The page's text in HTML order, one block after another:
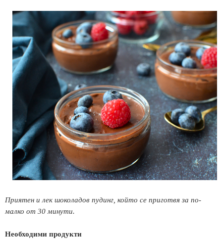
Приятен и лек шоколадов пудинг, който се приготвя за по-
малко от 30 минути.
Необходими продукти